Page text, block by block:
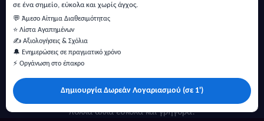
σε ένα σημείο, εύκολα και χωρίς άγχος.
💬 Άμεσο Αίτημα Διαθεσιμότητας
⭐ Λίστα Αγαπημένων
✍️ Αξιολογήσεις & Σχόλια
🔔 Ενημερώσεις σε πραγματικό χρόνο
⚡ Οργάνωση στο έπακρο
Δημιουργία Δωρεάν Λογαριασμού (σε 1')
πολλά άλλα ευκολα και γρήγορα!